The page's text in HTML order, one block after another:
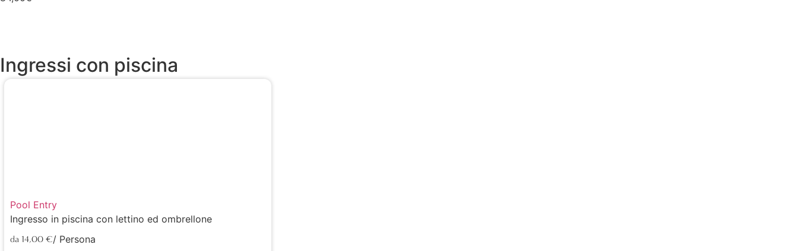
Ingressi con piscina
Pool Entry
Ingresso in piscina con lettino ed ombrellone
da 14,00 €/ Persona